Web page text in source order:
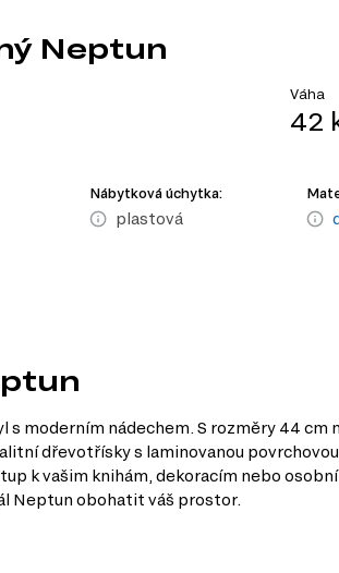
Neptun
Váha
42
Nábytková úchytka:
plastová
moderním nádechem. S rozměry 44 cm
dřevotřísky s laminovanou
k vašim knihám, dekoracím nebo
Neptun obohatit váš prostor.